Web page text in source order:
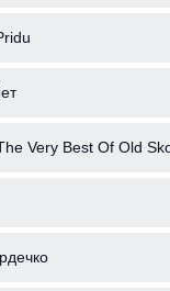
Very Best Of Old